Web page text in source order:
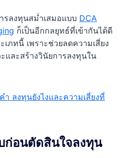
ลงทุนสม่ำเสมอแบบ DCA
ก็เป็นอีกกลยุทธ์ที่เข้ากันได้ดี
ภทนี้ เพราะช่วยลดความเสี่ยง
และสร้างวินัยการลงทุนใน
ลงทุนยังไงและความเสี่ยงที่
ก่อนตัดสินใจลงทุน